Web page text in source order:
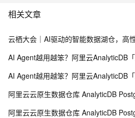
相关文章
云栖大会｜AI驱动的智能数据湖仓，高
AI Agent越用越笨？阿里云AnalyticDB
AI Agent越用越笨？阿里云AnalyticDB
阿里云云原生数据仓库 AnalyticDB